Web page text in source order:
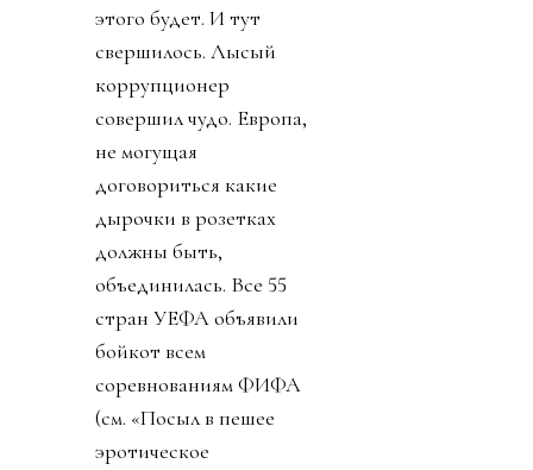
этого будет. И тут
свершилось. Лысый
коррупционер
совершил чудо. Европа,
не могущая
договориться какие
дырочки в розетках
должны быть,
объединилась. Все 55
стран УЕФА объявили
бойкот всем
соревнованиям ФИФА
(см. «Посыл в пешее
эротическое